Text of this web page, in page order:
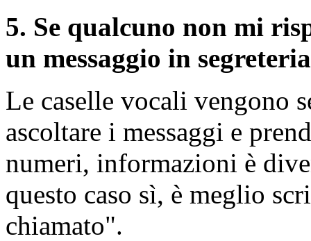
5. Se qualcuno non mi
un messaggio in
Le caselle vocali vengono
ascoltare i messaggi e
numeri, informazioni è
questo caso sì, è meglio
chiamato".